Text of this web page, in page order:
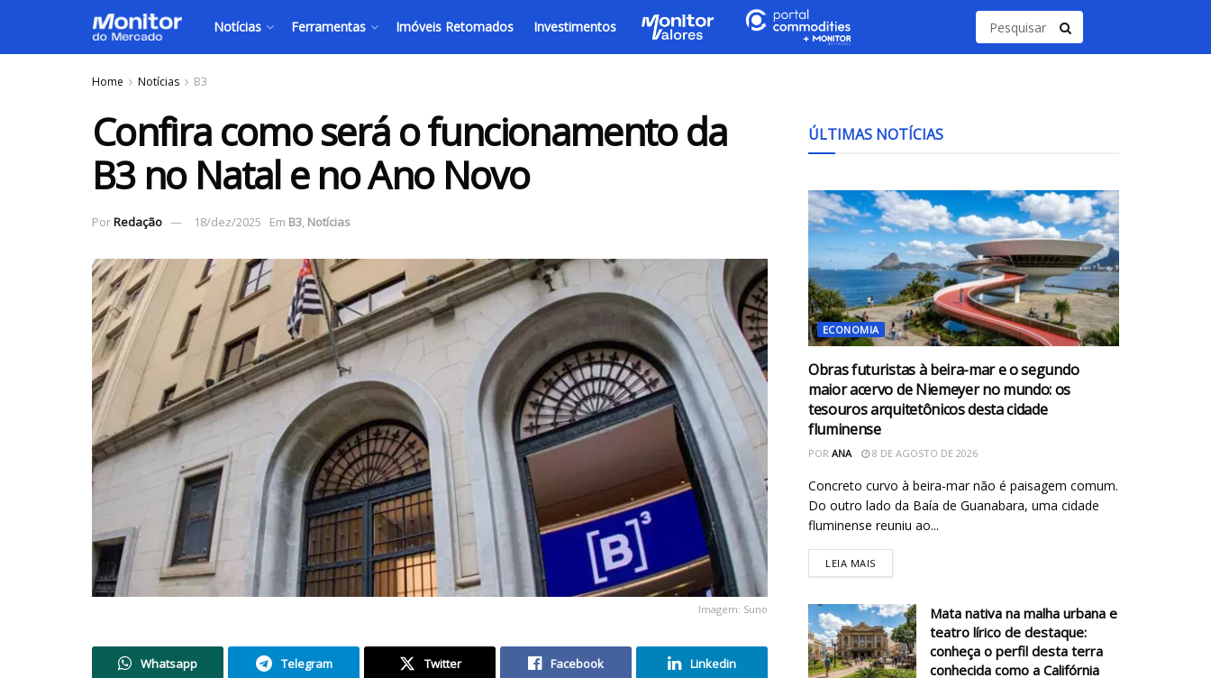
Notícias Ferramentas Imóveis Retomados Investimentos
Home Notícias B3
Confira como será o funcionamento da
B3 no Natal e no Ano Novo
PorRedação 18/dez/2025 Em B3, Notícias
Imagem: Suno
Whatsapp Telegram Twitter Facebook Linkedin
ÚLTIMAS NOTÍCIAS
ECONOMIA
Obras futuristas à beira-mar e o segundo
maior acervo de Niemeyer no mundo: os
tesouros arquitetônicos desta cidade
fluminense
POR ANA 8 DE AGOSTO DE 2026
Concreto curvo à beira-mar não é paisagem comum.
Do outro lado da Baía de Guanabara, uma cidade
fluminense reuniu ao...
LEIA MAIS
Mata nativa na malha urbana e
teatro lírico de destaque:
conheça o perfil desta terra
conhecida como a Califórnia